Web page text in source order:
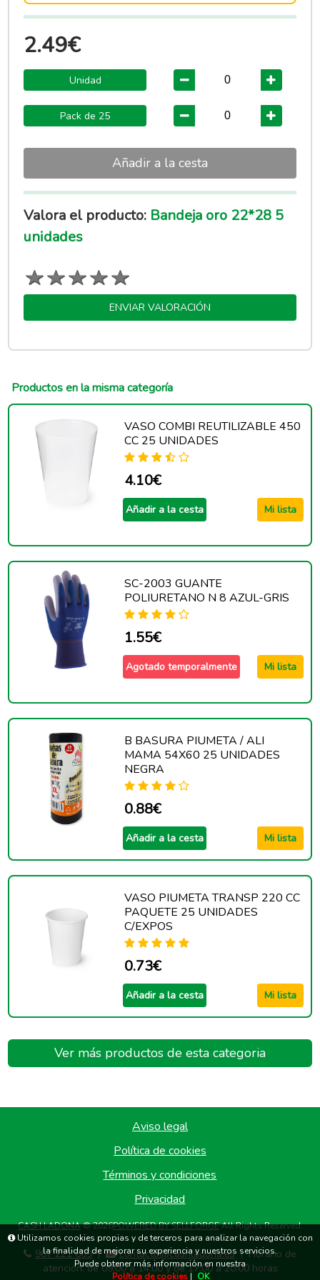
2.49€
Unidad
Pack de 25
Añadir a la cesta
Valora el producto: Bandeja oro 22*28 5
unidades
ENVIAR VALORACIÓN
Productos en la misma categoría
VASO COMBI REUTILIZABLE 450
CC 25 UNIDADES
4.10€
Añadir a la cesta Mi lista
SC-2003 GUANTE
POLIURETANO N 8 AZUL-GRIS
1.55€
Agotado temporalmente Mi lista
B BASURA PIUMETA / ALI
MAMA 54X60 25 UNIDADES
NEGRA
0.88€
Añadir a la cesta Mi lista
VASO PIUMETA TRANSP 220 CC
PAQUETE 25 UNIDADES
C/EXPOS
0.73€
Añadir a la cesta Mi lista
Ver más productos de esta categoria
Aviso legal
Política de cookies
Términos y condiciones
Privacidad
CASH LADONA© 2026POWERED BY SELLFORGEAll Rights Reserved.
967 221 669 | contacto@cashladona.es | Horario de
atención: de 09:00 a 14:00 y de 17:00 a 20:00 horas
Utilizamos cookies propias y de terceros para analizar la navegación con
la finalidad de mejorar su experiencia y nuestros servicios.
Puede obtener más información en nuestra
Política de cookies| OK